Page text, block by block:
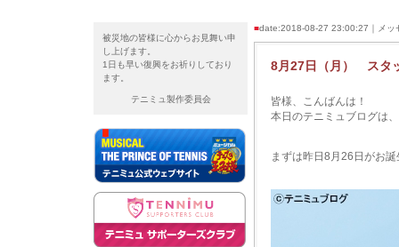
被災地の皆様に心からお見舞い申
し上げます。
1日も早い復興をお祈りしており
ます。
テニミュ製作委員会
■date:2018-08-27 23:00:27｜メッ
8月27日（月） スタ
皆様、こんばんは！
本日のテニミュブログは
まずは昨日8月26日がお